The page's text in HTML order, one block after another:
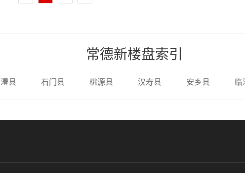
常德新楼盘索引
澧县 石门县 桃源县 汉寿县 安乡县